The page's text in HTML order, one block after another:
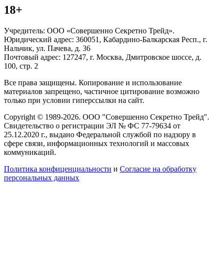
18+
Учредитель: ООО «Совершенно Секретно Трейд».
Юридический адрес: 360051, Кабардино-Балкарская Респ., г.
Нальчик, ул. Пачева, д. 36
Почтовый адрес: 127247, г. Москва, Дмитровское шоссе, д.
100, стр. 2
Все права защищены. Копирование и использование
материалов запрещено, частичное цитирование возможно
только при условии гиперссылки на сайт.
Copyright © 1989-2026. ООО "Совершенно Секретно Трейд".
Свидетельство о регистрации ЭЛ № ФС 77-79634 от
25.12.2020 г., выдано Федеральной службой по надзору в
сфере связи, информационных технологий и массовых
коммуникаций.
Политика конфиценциальности и Согласие на обработку
персональных данных